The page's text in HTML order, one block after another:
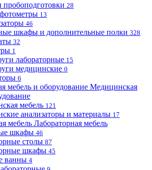
28
13
46
шкафы и дополнительные полки 328
32
1
лабораторные 15
медицинские 0
6
Медицинская
мебель 121
анализаторы и материалы 17
Лабораторная мебель
шкафы 46
столы 87
шкафы 45
ванны 4